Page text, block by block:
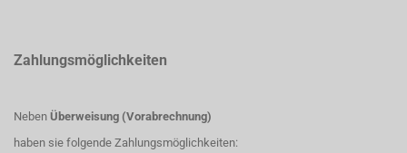
Zahlungsmöglichkeiten
Neben Überweisung (Vorabrechnung)
haben sie folgende Zahlungsmöglichkeiten: